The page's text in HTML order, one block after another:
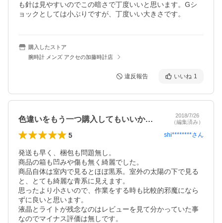
も針は見やすいのでこの暗さで丁度いいと思います。Gシ
ョックとしては小ぶりですが、丁度いい大きさです。
購入したストア
腕時計 メンズ アクセの加藤時計店
違反報告 いいね 1
色違いをもう一つ購入してもいいかも。
2018/7/26
（編集済み）
5 shi********さん
発送も早く、梱包も問題無し。
商品の箱も凹みや傷も無く綺麗でした。
商品自体は室内で見るとほぼ黒系。室外の太陽の下で見る
と、とても綺麗な青系に見えます。
思ったより小さいので、作業をする時も比較的邪魔になら
ずに良いと思います。
液晶とライトが残念なのはレビューを見て分かっていた事
なのでマイナス評価は無しです。